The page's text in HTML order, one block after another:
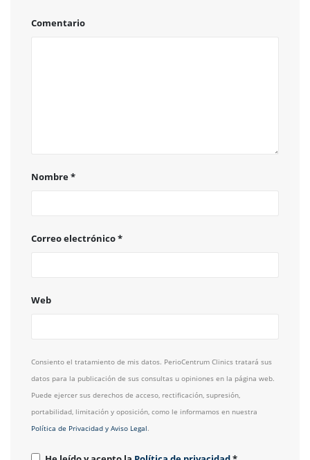
Comentario
Nombre*
Correo electrónico*
Web
Consiento el tratamiento de mis datos. PerioCentrum Clinics tratará sus
datos para la publicación de sus consultas u opiniones en la página web.
Puede ejercer sus derechos de acceso, rectificación, supresión,
portabilidad, limitación y oposición, como le informamos en nuestra
Política de Privacidad y Aviso Legal.